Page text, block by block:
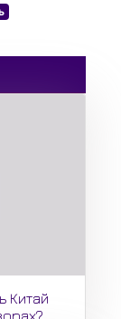
Китай